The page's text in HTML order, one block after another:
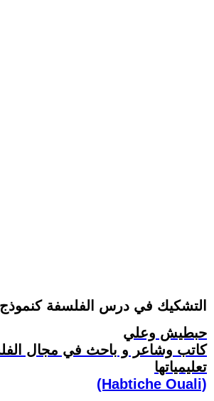
التشكيك في درس الفلسفة كنموذج
حبطيش وعلي
كاتب وشاعر و باحث في مجال
تعليمياتها
(Habtiche Ouali)